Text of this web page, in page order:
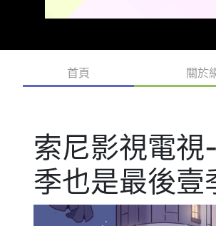
首頁 關於
索尼影視電
季也是最後壹